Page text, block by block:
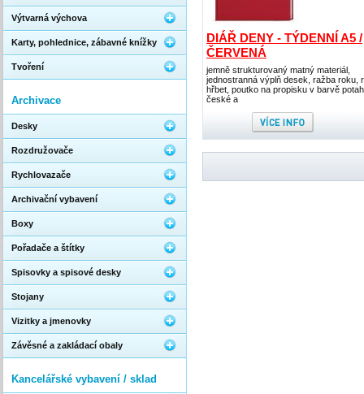
DIÁŘ DENY - TÝDENNÍ A5 /
ČERVENÁ
jemně strukturovaný matný materiál,
jednostranná výplň desek, ražba roku,
hřbet, poutko na propisku v barvě
české a
Výtvarná výchova
Karty, pohlednice, zábavné knížky
Tvoření
Archivace
Desky
Rozdružovače
Rychlovazače
Archivační vybavení
Boxy
Pořadače a štítky
Spisovky a spisové desky
Stojany
Vizitky a jmenovky
Závěsné a zakládací obaly
Kancelářské vybavení / sklad